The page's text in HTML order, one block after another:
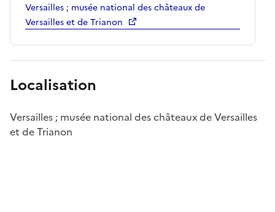
Versailles ; musée national des châteaux de
Versailles et de Trianon
Localisation
Versailles ; musée national des châteaux de Versailles
et de Trianon